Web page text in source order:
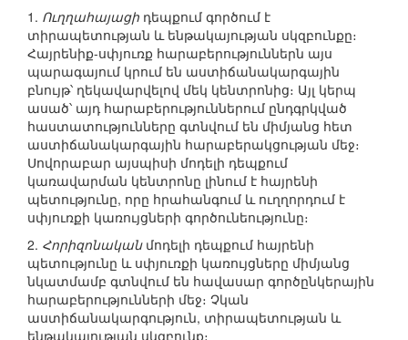
1. Ուղղահայացի դեպքում գործում է
տիրապետության և ենթակայության սկզբունքը։
Հայրենիք-սփյուռք հարաբերություններն այս
պարագայում կրում են աստիճանակարգային
բնույթ՝ ղեկավարվելով մեկ կենտրոնից։ Այլ կերպ
ասած՝ այդ հարաբերություններում ընդգրկված
հաստատությունները գտնվում են միմյանց հետ
աստիճանակարգային հարաբերակցության մեջ։
Սովորաբար այսպիսի մոդելի դեպքում
կառավարման կենտրոնը լինում է հայրենի
պետությունը, որը հրահանգում և ուղղորդում է
սփյուռքի կառույցների գործունեությունը։
2. Հորիզոնականմոդելի դեպքում հայրենի
պետությունը և սփյուռքի կառույցները միմյանց
նկատմամբ գտնվում են հավասար գործընկերային
հարաբերությունների մեջ։ Չկան
աստիճանակարգություն, տիրապետության և
ենթակայության սկզբունք։